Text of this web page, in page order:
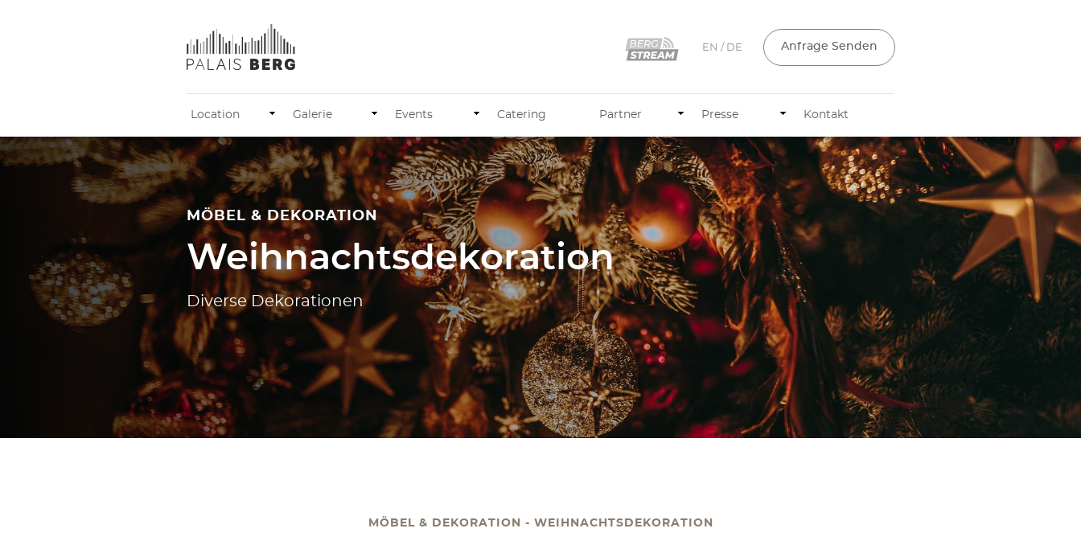
EN / DE Anfrage Senden
Location Galerie Events Catering Partner Presse Kontakt
MÖBEL & DEKORATION
Weihnachtsdekoration
Diverse Dekorationen
MÖBEL & DEKORATION - WEIHNACHTSDEKORATION